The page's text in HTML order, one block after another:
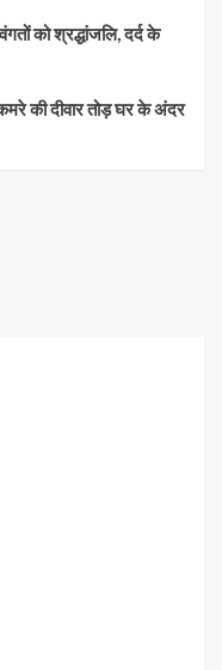
को श्रद्धांजलि, दर्द के
की दीवार तोड़ घर के अंदर